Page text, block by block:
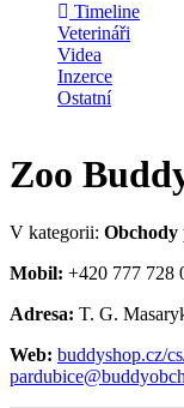
Timeline
Veterináři
Videa
Inzerce
Ostatní
Zoo
V kategorii:
Mobil: +420 777 728
Adresa: T. G.
Web: buddyshop.cz/